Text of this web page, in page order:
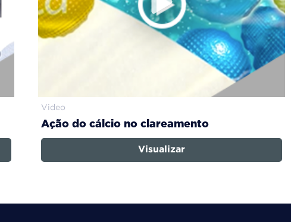
Video
Ação do cálcio no clareamento
Visualizar